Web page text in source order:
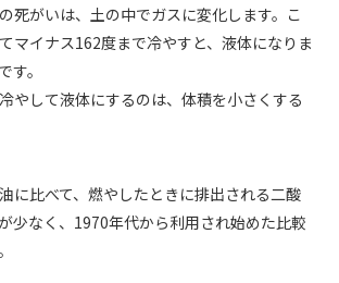
死がいは、土の中でガスに変化します。こ
マイナス162度まで冷やすと、液体になりま
す。
やして液体にするのは、体積を小さくする
に比べて、燃やしたときに排出される二酸
少なく、1970年代から利用され始めた比較